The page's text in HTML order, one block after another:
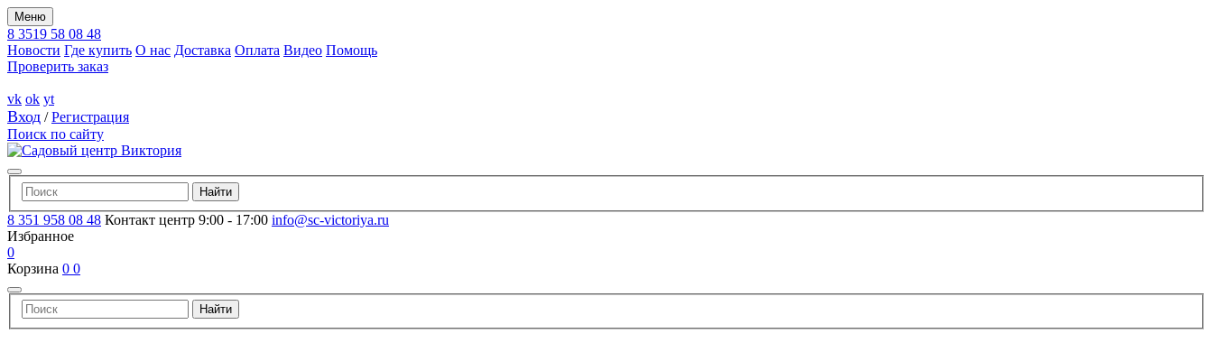
Меню
8 3519 58 08 48
Новости Где купить О нас Доставка Оплата Видео Помощь
Проверить заказ
vk ok yt
Вход /Регистрация
Поиск по сайту
8 351 958 08 48 Контакт центр 9:00 - 17:00 info@sc-victoriya.ru
Избранное
0
Корзина 0 0